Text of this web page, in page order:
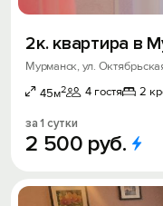
2к. квартира в
Мурманск, ул.
45м2 4 гостя 2
за 1 сутки
2 500 руб.